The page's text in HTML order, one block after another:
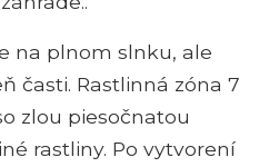
na plnom slnku, ale
časti. Rastlinná zóna 7
zlou piesočnatou
rastliny. Po vytvorení